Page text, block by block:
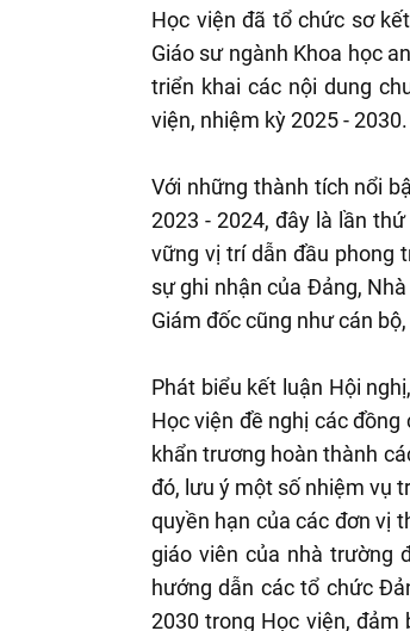
Học viện đã tổ chức sơ
Giáo sư ngành Khoa học
triển khai các nội dung
viện, nhiệm kỳ 2025 - 2030.
Với những thành tích nổi
2023 - 2024, đây là lần
vững vị trí dẫn đầu phong
sự ghi nhận của Đảng,
Giám đốc cũng như cán
Phát biểu kết luận Hội
Học viện đề nghị các
khẩn trương hoàn thành
đó, lưu ý một số nhiệm vụ
quyền hạn của các đơn vị
giáo viên của nhà trường
hướng dẫn các tổ chức
2030 trong Học viện, đảm